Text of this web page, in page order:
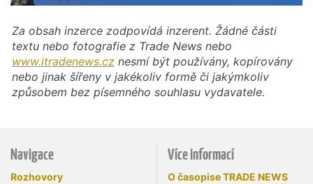
Za obsah inzerce zodpovídá inzerent. Žádné části
textu nebo fotografie z Trade News nebo
www.itradenews.cz nesmí být používány, kopírovány
nebo jinak šířeny v jakékoliv formě či jakýmkoliv
způsobem bez písemného souhlasu vydavatele.
Navigace
Rozhovory
Více informací
O časopise TRADE NEWS